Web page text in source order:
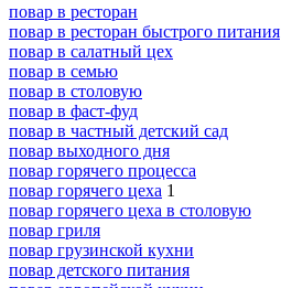
повар в ресторан
повар в ресторан быстрого питания
повар в салатный цех
повар в семью
повар в столовую
повар в фаст-фуд
повар в частный детский сад
повар выходного дня
повар горячего процесса
повар горячего цеха 1
повар горячего цеха в столовую
повар гриля
повар грузинской кухни
повар детского питания